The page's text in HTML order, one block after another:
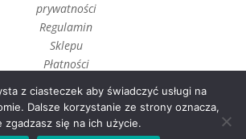
prywatności
Regulamin
Sklepu
Płatności
i wysyłka
Zwroty, reklamacje i
z ciasteczek aby świadczyć usługi na
Dalsze korzystanie ze strony oznacza,
zgadzasz się na ich użycie.